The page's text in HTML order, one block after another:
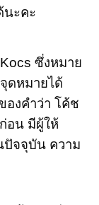
นะคะ
ซึ่งหมาย
ดหมายได้
องคำว่า โค้ช
อน มีผู้ให้
ปัจจุบัน ความ